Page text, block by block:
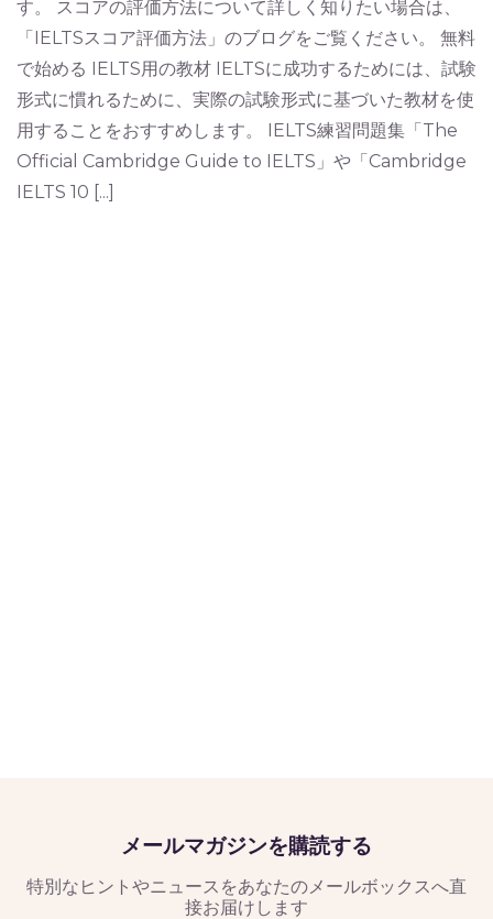
す。 スコアの評価方法について詳しく知りたい場合は、
「IELTSスコア評価方法」のブログをご覧ください。 無料
で始める IELTS用の教材 IELTSに成功するためには、試験
形式に慣れるために、実際の試験形式に基づいた教材を使
用することをおすすめします。 IELTS練習問題集「The
Official Cambridge Guide to IELTS」や「Cambridge
IELTS 10 [...]
メールマガジンを購読する
特別なヒントやニュースをあなたのメールボックスへ直
接お届けします